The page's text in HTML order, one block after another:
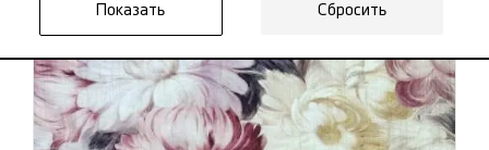
Сбросить
NEW